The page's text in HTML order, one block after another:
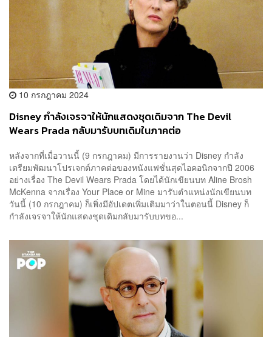
10 กรกฎาคม 2024
Disney กำลังเจรจาให้นักแสดงชุดเดิมจาก The Devil
Wears Prada กลับมารับบทเดิมในภาคต่อ
หลังจากที่เมื่อวานนี้ (9 กรกฎาคม) มีการรายงานว่า Disney กำลัง
เตรียมพัฒนาโปรเจกต์ภาคต่อของหนังแฟชั่นสุดไอคอนิกจากปี 2006
อย่างเรื่อง The Devil Wears Prada โดยได้นักเขียนบท Aline Brosh
McKenna จากเรื่อง Your Place or Mine มารับตำแหน่งนักเขียนบท
วันนี้ (10 กรกฎาคม) ก็เพิ่งมีอัปเดตเพิ่มเติมมาว่าในตอนนี้ Disney ก็
กำลังเจรจาให้นักแสดงชุดเดิมกลับมารับบทขอ...